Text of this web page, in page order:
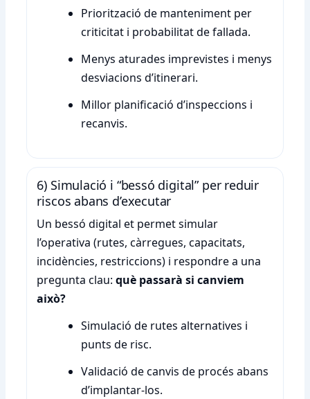
Priorització de manteniment per
criticitat i probabilitat de fallada.
Menys aturades imprevistes i menys
desviacions d’itinerari.
Millor planificació d’inspeccions i
recanvis.
6) Simulació i “bessó digital” per reduir
riscos abans d’executar
Un bessó digital et permet simular
l’operativa (rutes, càrregues, capacitats,
incidències, restriccions) i respondre a una
pregunta clau:què passarà si canviem
això?
Simulació de rutes alternatives i
punts de risc.
Validació de canvis de procés abans
d’implantar-los.